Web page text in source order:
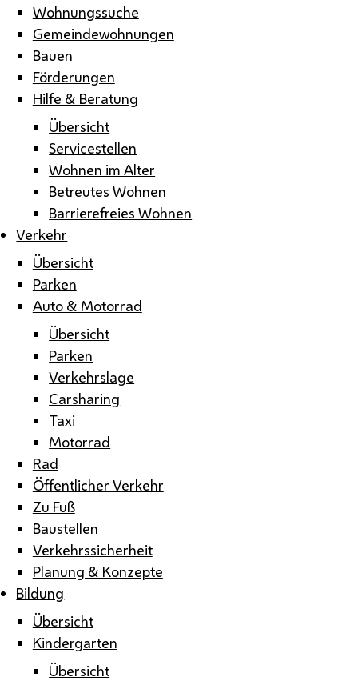
Wohnungssuche
Gemeindewohnungen
Bauen
Förderungen
Hilfe & Beratung
Übersicht
Servicestellen
Wohnen im Alter
Betreutes Wohnen
Barrierefreies Wohnen
Verkehr
Übersicht
Parken
Auto & Motorrad
Übersicht
Parken
Verkehrslage
Carsharing
Taxi
Motorrad
Rad
Öffentlicher Verkehr
Zu Fuß
Baustellen
Verkehrssicherheit
Planung & Konzepte
Bildung
Übersicht
Kindergarten
Übersicht